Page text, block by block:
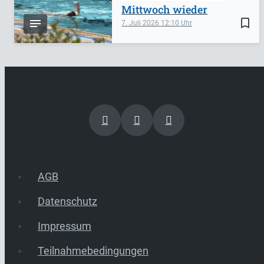
bookmark_border
7. Juli 2026 12:10
Mittwoch wieder
AGB
Datenschutz
Impressum
Teilnahmebedingungen